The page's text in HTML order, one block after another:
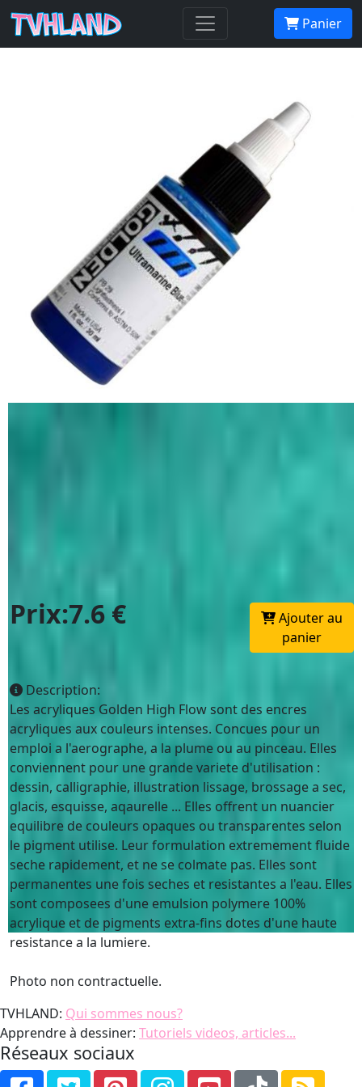
Panier
GOLDEN HIGH FLOW ACRYLICS - 30 ml
- Phtalo Green
Prix:7.6 €
Ajouter au
panier
Description:
Les acryliques Golden High Flow sont des encres
acryliques aux couleurs intenses. Concues pour un
emploi a l'aerographe, a la plume ou au pinceau. Elles
conviennent pour une grande variete d'utilisation :
dessin, calligraphie, illustration lissage, brossage a sec,
glacis, esquisse, aqaurelle ... Elles offrent un nuancier
equilibre de couleurs opaques ou transparentes selon
le pigment utilise. Leur formulation extremement fluide
seche rapidement, et ne se colmate pas. Elles sont
permanentes une fois seches et resistantes a l'eau. Elles
sont composees d'une emulsion polymere 100%
acrylique et de pigments extra-fins dotes d'une haute
resistance a la lumiere.
Photo non contractuelle.
TVHLAND: Qui sommes nous?
Apprendre à dessiner: Tutoriels videos, articles...
Réseaux sociaux